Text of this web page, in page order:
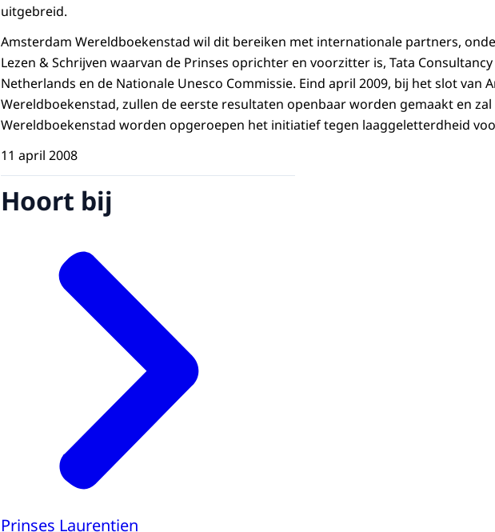
uitgebreid.
Amsterdam Wereldboekenstad wil dit bereiken met internationale partners,
Lezen & Schrijven waarvan de Prinses oprichter en voorzitter is, Tata Consultancy
Netherlands en de Nationale Unesco Commissie. Eind april 2009, bij het slot van
Wereldboekenstad, zullen de eerste resultaten openbaar worden gemaakt en
Wereldboekenstad worden opgeroepen het initiatief tegen laaggeletterdheid
11 april 2008
Hoort bij
Prinses Laurentien